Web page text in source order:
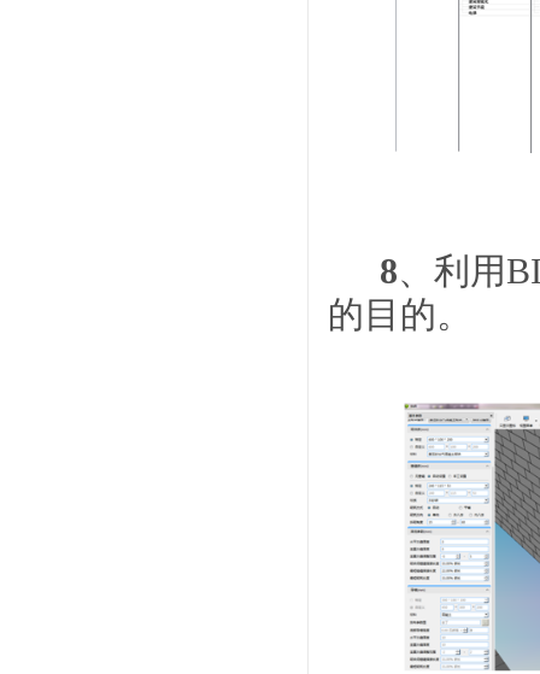
8、利用
的目的。